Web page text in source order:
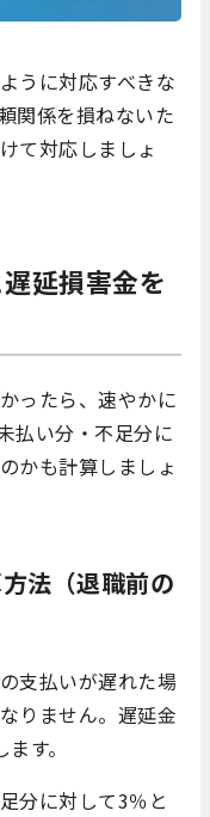
うに対応すべきな
関係を損ねないた
て対応しましょ
延損害金を
ったら、速やかに
払い分・不足分に
かも計算しましょ
法（退職前の
支払いが遅れた場
りません。遅延金
す。
分に対して3％と